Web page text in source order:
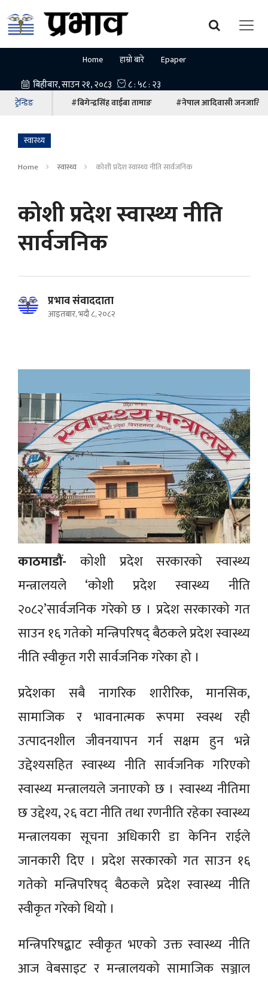
Home हाम्रो बारे Epaper
ट्रेन्डिङ #बिगेन्द्रसिंह वाईबा तामाङ #नेपाल आदिवासी जनजाति
स्वास्थ्य
Home स्वास्थ्य कोशी प्रदेश स्वास्थ्य नीति सार्वजनिक
कोशी प्रदेश स्वास्थ्य नीति
सार्वजनिक
प्रभाव संवाददाता
आइतबार, भदौ ८, २०८२
काठमाडौं- कोशी प्रदेश सरकारको स्वास्थ्य
मन्त्रालयले ‘कोशी प्रदेश स्वास्थ्य नीति
२०८२’सार्वजनिक गरेको छ । प्रदेश सरकारको गत
साउन १६ गतेको मन्त्रिपरिषद् बैठकले प्रदेश स्वास्थ्य
नीति स्वीकृत गरी सार्वजनिक गरेका हो ।
प्रदेशका सबै नागरिक शारीरिक, मानसिक,
सामाजिक र भावनात्मक रूपमा स्वस्थ रही
उत्पादनशील जीवनयापन गर्न सक्षम हुन भन्ने
उद्देश्यसहित स्वास्थ्य नीति सार्वजनिक गरिएको
स्वास्थ्य मन्त्रालयले जनाएको छ । स्वास्थ्य नीतिमा
छ उद्देश्य, २६ वटा नीति तथा रणनीति रहेका स्वास्थ्य
मन्त्रालयका सूचना अधिकारी डा केनिन राईले
जानकारी दिए । प्रदेश सरकारको गत साउन १६
गतेको मन्त्रिपरिषद् बैठकले प्रदेश स्वास्थ्य नीति
स्वीकृत गरेको थियो ।
मन्त्रिपरिषद्बाट स्वीकृत भएको उक्त स्वास्थ्य नीति
आज वेबसाइट र मन्त्रालयको सामाजिक सञ्जाल